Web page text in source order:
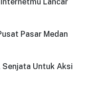
Pasar Medan
Senjata Untuk Aksi